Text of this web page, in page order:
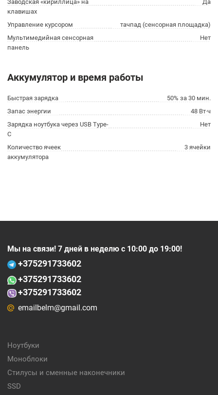
Заводская «кириллица» на
клавишах
Да
Управление курсором
тачпад (сенсорная площадка)
Мультимедийная сенсорная
панель
Нет
Аккумулятор и время работы
Быстрая зарядка
50% за 30 мин.
Запас энергии
48 Вт·ч
Зарядка ноутбука через USB Type-
C
Нет
Количество ячеек
аккумулятора
3 ячейки
Мы на связи! 7 дней в неделю с 10:00 до 19:00!
+375291733602
+375291733602
+375291733602
emailbelm@gmail.com
Ноутбуки
Моноблоки
Стилусы и сменные наконечники
SSD